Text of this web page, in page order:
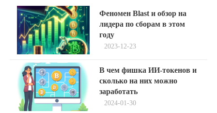
Навигация
по
записям
Феномен Blast и обзор на
лидера по сборам в этом
году
2023-12-23
В чем фишка ИИ-токенов и
сколько на них можно
заработать
2024-01-30